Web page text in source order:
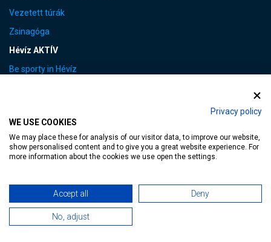
Privacy policy
WE USE COOKIES
We may place these for analysis of our visitor data, to improve our website,
show personalised content and to give you a great website experience. For
more information about the cookies we use open the settings.
Accept all Deny
No, adjust
Vezetett túrák
Zsinagóga
Hévíz AKTÍV
Be sporty in Hévíz
Sportesemények
Top túra tippek
Hotelszolgáltatások külsős vendégeknek